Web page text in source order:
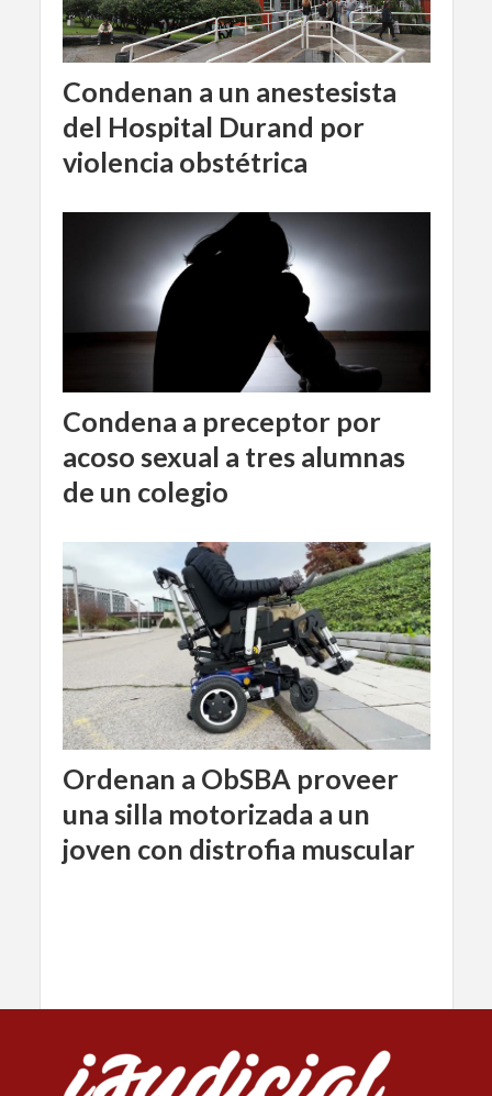
Condenan a un anestesista
del Hospital Durand por
violencia obstétrica
Condena a preceptor por
acoso sexual a tres alumnas
de un colegio
Ordenan a ObSBA proveer
una silla motorizada a un
joven con distrofia muscular